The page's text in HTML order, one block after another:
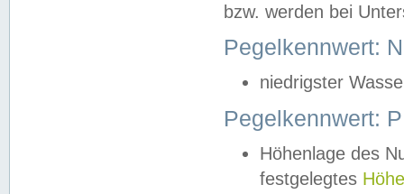
bzw. werden bei
Pegelkennwert:
niedrigster
Pegelkennwert:
Höhenlage des
festgelegtes